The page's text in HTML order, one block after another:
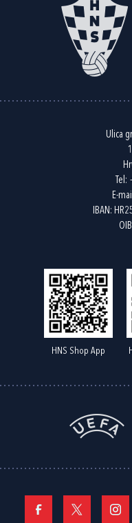
Ulica
Tel:
E-
IBAN:
HNS Shop App